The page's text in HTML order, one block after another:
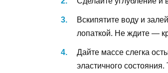
Вскипятите воду и
лопаткой. Не ждите —
Дайте массе слегка
эластичного